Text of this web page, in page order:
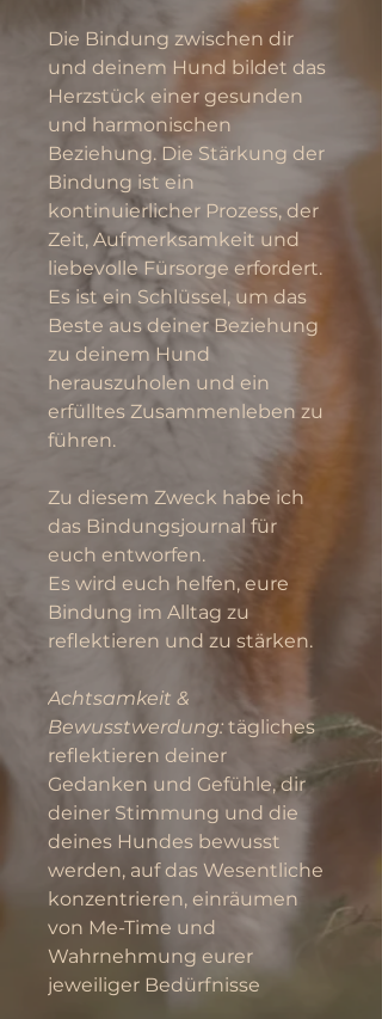
Die Bindung zwischen dir
und deinem Hund bildet das
Herzstück einer gesunden
und harmonischen
Beziehung. Die Stärkung der
Bindung ist ein
kontinuierlicher Prozess, der
Zeit, Aufmerksamkeit und
liebevolle Fürsorge erfordert.
Es ist ein Schlüssel, um das
Beste aus deiner Beziehung
zu deinem Hund
herauszuholen und ein
erfülltes Zusammenleben zu
führen.
Zu diesem Zweck habe ich
das Bindungsjournal für
euch entworfen.
Es wird euch helfen, eure
Bindung im Alltag zu
reflektieren und zu stärken.
Achtsamkeit &
Bewusstwerdung: tägliches
reflektieren deiner
Gedanken und Gefühle, dir
deiner Stimmung und die
deines Hundes bewusst
werden, auf das Wesentliche
konzentrieren, einräumen
von Me-Time und
Wahrnehmung eurer
jeweiliger Bedürfnisse